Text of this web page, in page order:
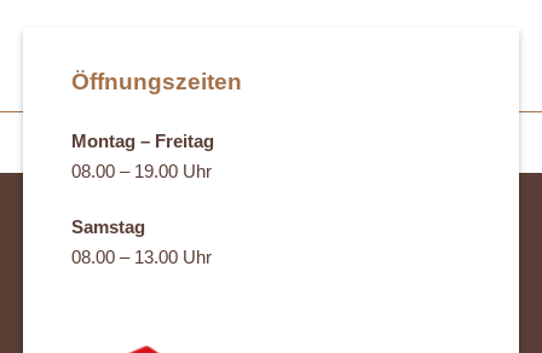
Öffnungszeiten
Montag – Freitag
08.00 – 19.00 Uhr
Samstag
08.00 – 13.00 Uhr